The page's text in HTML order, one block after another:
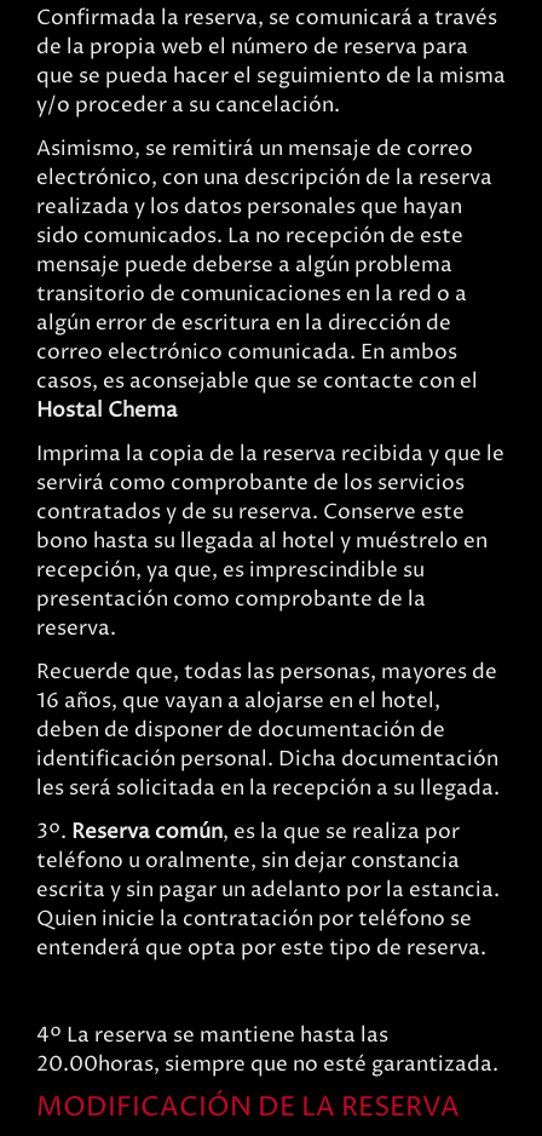
Confirmada la reserva, se comunicará a través
de la propia web el número de reserva para
que se pueda hacer el seguimiento de la misma
y/o proceder a su cancelación.
Asimismo, se remitirá un mensaje de correo
electrónico, con una descripción de la reserva
realizada y los datos personales que hayan
sido comunicados. La no recepción de este
mensaje puede deberse a algún problema
transitorio de comunicaciones en la red o a
algún error de escritura en la dirección de
correo electrónico comunicada. En ambos
casos, es aconsejable que se contacte con el
Hostal Chema
Imprima la copia de la reserva recibida y que le
servirá como comprobante de los servicios
contratados y de su reserva. Conserve este
bono hasta su llegada al hotel y muéstrelo en
recepción, ya que, es imprescindible su
presentación como comprobante de la
reserva.
Recuerde que, todas las personas, mayores de
16 años, que vayan a alojarse en el hotel,
deben de disponer de documentación de
identificación personal. Dicha documentación
les será solicitada en la recepción a su llegada.
3º. Reserva común, es la que se realiza por
teléfono u oralmente, sin dejar constancia
escrita y sin pagar un adelanto por la estancia.
Quien inicie la contratación por teléfono se
entenderá que opta por este tipo de reserva.
4º La reserva se mantiene hasta las
20.00horas, siempre que no esté garantizada.
MODIFICACIÓN DE LA RESERVA